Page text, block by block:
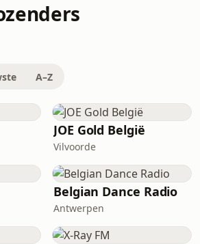
A–Z
JOE Gold België
Vilvoorde
Belgian Dance Radio
Antwerpen